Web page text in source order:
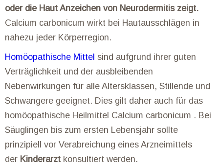
oder die Haut Anzeichen von Neurodermitis zeigt.
Calcium carbonicum wirkt bei Hautausschlägen in
nahezu jeder Körperregion.
Homöopathische Mittel sind aufgrund ihrer guten
Verträglichkeit und der ausbleibenden
Nebenwirkungen für alle Altersklassen, Stillende und
Schwangere geeignet. Dies gilt daher auch für das
homöopathische Heilmittel Calcium carbonicum . Bei
Säuglingen bis zum ersten Lebensjahr sollte
prinzipiell vor Verabreichung eines Arzneimittels
der Kinderarzt konsultiert werden.